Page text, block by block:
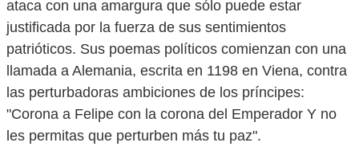
ataca con una amargura que sólo puede estar
justificada por la fuerza de sus sentimientos
patrióticos. Sus poemas políticos comienzan con una
llamada a Alemania, escrita en 1198 en Viena, contra
las perturbadoras ambiciones de los príncipes:
"Corona a Felipe con la corona del Emperador Y no
les permitas que perturben más tu paz".